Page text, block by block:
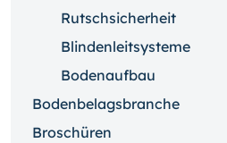
Rutschsicherheit
Blindenleitsysteme
Bodenaufbau
Bodenbelagsbranche
Broschüren